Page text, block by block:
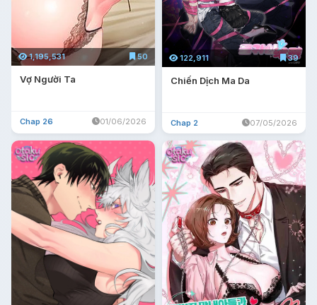
1,195,531 50
Vợ Người Ta
Chap 26 01/06/2026
122,911 39
Chiến Dịch Ma Da
Chap 2 07/05/2026